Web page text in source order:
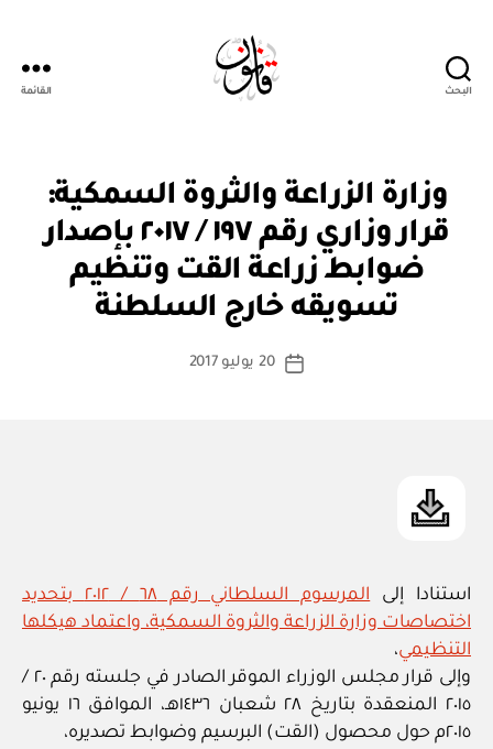
البحث القائمة
التصنيفات
وزارة الزراعة والثروة السمكية:
قرار وزاري رقم ١٩٧ / ٢٠١٧ بإصدار
ضوابط زراعة القت وتنظيم
تسويقه خارج السلطنة
كاتب
بو
س
ة
تاريخ
20 يوليو 2017
استنادا إلى
المرسوم السلطاني رقم ٦٨ / ٢٠١٢ بتحديد
اختصاصات وزارة الزراعة والثروة السمكية، واعتماد هيكلها
التنظيمي،
وإلى قرار مجلس الوزراء الموقر الصادر في جلسته رقم ٢٠ /
٢٠١٥ المنعقدة بتاريخ ٢٨ شعبان ١٤٣٦هـ، الموافق ١٦ يونيو
٢٠١٥م حول محصول (القت) البرسيم وضوابط تصديره،